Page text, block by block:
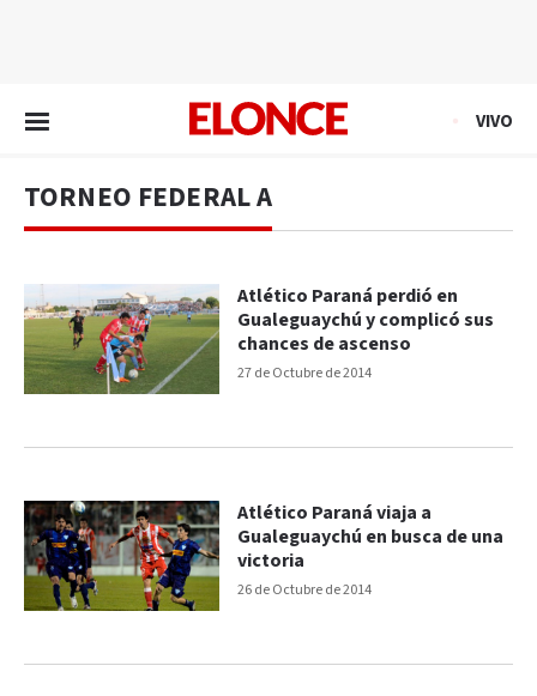
VIVO
TORNEO FEDERAL A
27 de Octubre de 2014
Atlético Paraná perdió en
Gualeguaychú y complicó sus
chances de ascenso
26 de Octubre de 2014
Atlético Paraná viaja a
Gualeguaychú en busca de una
victoria